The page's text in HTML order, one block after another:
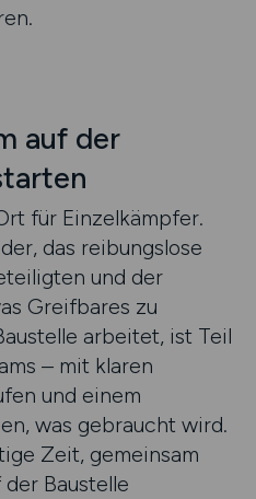
auf der
für Einzelkämpfer.
das reibungslose
und der
Greifbares zu
arbeitet, ist Teil
– mit klaren
und einem
was gebraucht wird.
Zeit, gemeinsam
Baustelle